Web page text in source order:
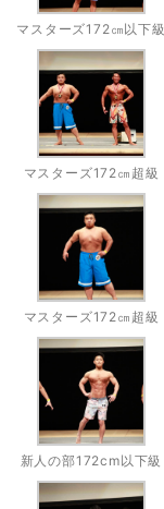
マスターズ172㎝以下級
マスターズ172㎝超級
マスターズ172㎝超級
新人の部172cm以下級